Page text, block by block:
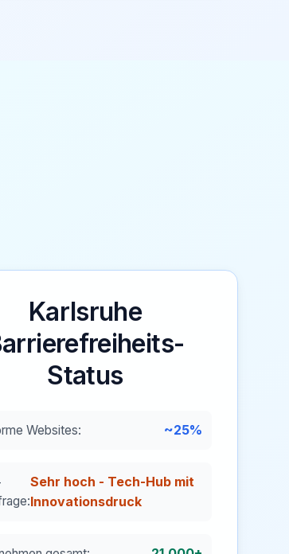
Karlsruhe
Status
Websites: ~25%
Sehr hoch - Tech-Hub mit
Innovationsdruck